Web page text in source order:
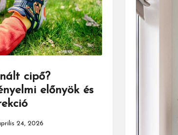
cipő?
előnyök és
24, 2026